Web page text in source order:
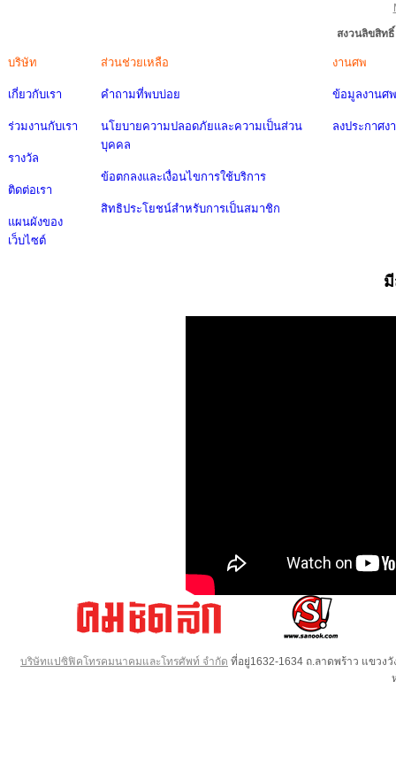
สงวนลิขสิท
บริษัท
เกี่ยวกับเรา
ร่วมงานกับเรา
รางวัล
ติดต่อเรา
แผนผังของ
เว็บไซต์
ส่วนช่วยเหลือ
คำถามที่พบบ่อย
นโยบายความปลอดภัยและความเป็นส่วน
บุคคล
ข้อตกลงและเงื่อนไขการใช้บริการ
สิทธิประโยชน์สำหรับการเป็นสมาชิก
งานศพ
ข้อมูลงานศพ
ลงประกาศง
บริษัทแปซิฟิคโทรคมนาคมและโทรศัพท์ จำกัด ที่อยู่1632-1634 ถ.ลาดพร้าว แขวง